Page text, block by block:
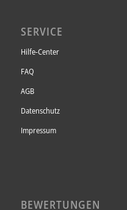
SERVICE
Hilfe-Center
FAQ
AGB
Datenschutz
Impressum
BEWERTUNGEN